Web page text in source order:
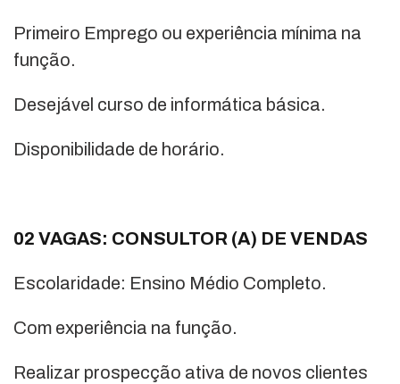
Primeiro Emprego ou experiência mínima na
função.
Desejável curso de informática básica.
Disponibilidade de horário.
02 VAGAS: CONSULTOR (A) DE VENDAS
Escolaridade: Ensino Médio Completo.
Com experiência na função.
Realizar prospecção ativa de novos clientes